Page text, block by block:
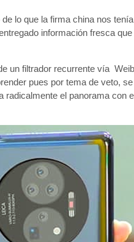
lo que la firma china nos
información fresca
un filtrador recurrente vía
pues por tema de veto,
radicalmente el panorama con